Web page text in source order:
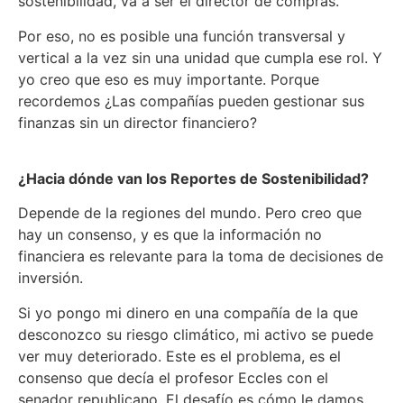
Por eso, no es posible una función transversal y
vertical a la vez sin una unidad que cumpla ese rol. Y
yo creo que eso es muy importante. Porque
recordemos ¿Las compañías pueden gestionar sus
finanzas sin un director financiero?
¿Hacia dónde van los Reportes de Sostenibilidad?
Depende de la regiones del mundo. Pero creo que
hay un consenso, y es que la información no
financiera es relevante para la toma de decisiones de
inversión.
Si yo pongo mi dinero en una compañía de la que
desconozco su riesgo climático, mi activo se puede
ver muy deteriorado. Este es el problema, es el
consenso que decía el profesor Eccles con el
senador republicano. El desafío es cómo le damos